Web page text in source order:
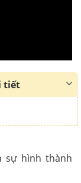
tiết
sự hình thành